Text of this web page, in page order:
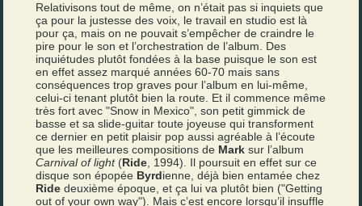
Relativisons tout de même, on n’était pas si inquiets que
ça pour la justesse des voix, le travail en studio est là
pour ça, mais on ne pouvait s’empêcher de craindre le
pire pour le son et l’orchestration de l’album. Des
inquiétudes plutôt fondées à la base puisque le son est
en effet assez marqué années 60-70 mais sans
conséquences trop graves pour l’album en lui-même,
celui-ci tenant plutôt bien la route. Et il commence même
très fort avec "Snow in Mexico", son petit gimmick de
basse et sa slide-guitar toute joyeuse qui transforment
ce dernier en petit plaisir pop aussi agréable à l’écoute
que les meilleures compositions de Mark sur l’album
Carnival of light(Ride , 1994). Il poursuit en effet sur ce
disque son épopée Byrdienne, déjà bien entamée chez
Ride deuxième époque, et ça lui va plutôt bien ("Getting
out of your own way"). Mais c’est encore lorsqu’il insuffle